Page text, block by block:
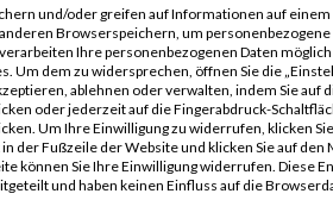
Bücker 0000 GER
Steuerbüro
Wobbe &
Partner
Bücker 0000 GER
Steuerbüro
Wobbe &
Partner
und/oder greifen auf Informationen auf einem
Browserspeichern, um personenbezogene
Ihre personenbezogenen Daten
Um dem zu widersprechen, öffnen Sie die
ablehnen oder verwalten, indem Sie auf
oder jederzeit auf die Fingerabdruck-
Um Ihre Einwilligung zu widerrufen, klicken
der Fußzeile der Website und klicken Sie auf den
können Sie Ihre Einwilligung widerrufen. Diese
und haben keinen Einfluss auf die